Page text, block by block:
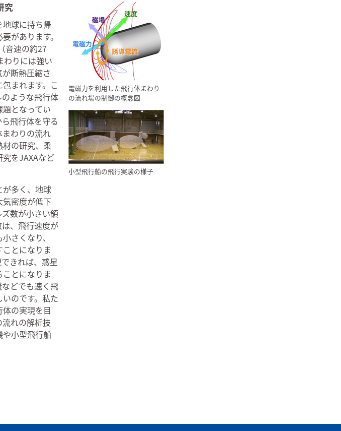
究
球に持ち帰
があります。
音速の約27
わりには強い
断熱圧縮さ
まれます。こ
ような飛行体
となってい
飛行体を守る
わりの流れ
の研究、柔
をJAXAなど
が多く、地球
気密度が低下
数が小さい領
、飛行速度が
さくなり、
とになりま
きれば、惑星
とになりま
どでも速く飛
のです。私た
の実現を目
れの解析技
小型飛行船
電磁力を利用した飛行体まわり
の流れ場の制御の概念図
小型飛行船の飛行実験の様子